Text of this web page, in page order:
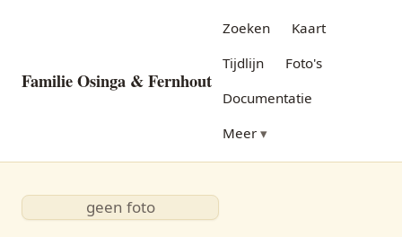
Familie Osinga & Fernhout
Zoeken
Kaart
Tijdlijn
Foto's
Documentatie
Meer
geen foto